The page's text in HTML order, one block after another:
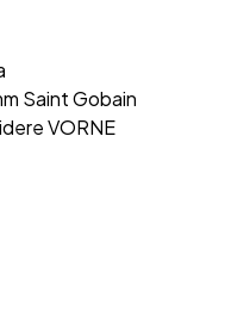
Saint Gobain
VORNE